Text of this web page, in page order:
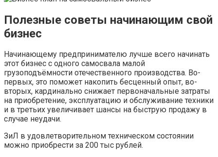
Полезные советы начинающим свой
бизнес
Начинающему предпринимателю лучше всего начинать
этот бизнес с одного самосвала малой
грузоподъёмности отечественного производства. Во-
первых, это поможет накопить бесценный опыт, во-
вторых, кардинально снижает первоначальные затраты
на приобретение, эксплуатацию и обслуживание техники
и в третьих увеличивает шансы на быструю продажу в
случае неудачи.
ЗиЛ в удовлетворительном техническом состоянии
можно приобрести за 200 тыс рублей.